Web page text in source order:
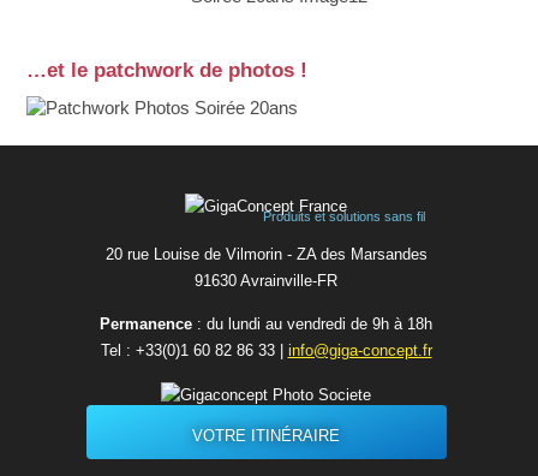
…et le patchwork de photos !
Produits et solutions sans fil
20 rue Louise de Vilmorin - ZA des Marsandes
91630 Avrainvilleㅤ-ㅤFR
Permanence : du lundi au vendredi de 9h à 18h
Tel : +33(0)1 60 82 86 33| info@giga-concept.fr
VOTRE ITINÉRAIRE